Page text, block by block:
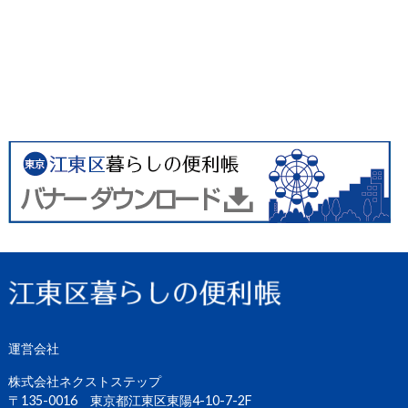
運営会社
株式会社ネクストステップ
〒135-0016 東京都江東区東陽4-10-7-2F